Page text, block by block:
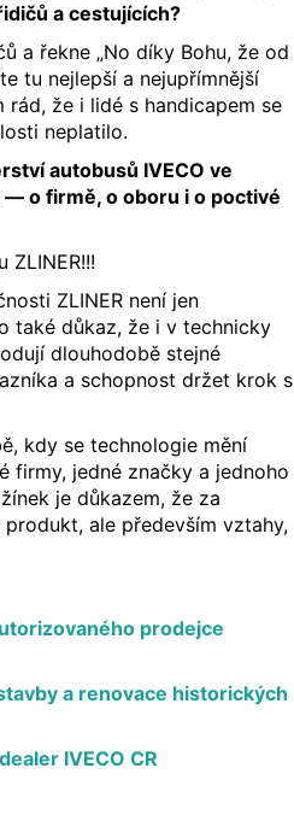
a cestujících?
a řekne „No díky Bohu, že od
tu nejlepší a nejupřímnější
že i lidé s handicapem se
neplatilo.
autobusů IVECO ve
— o firmě, o oboru i o poctivé
ZLINER není jen
také důkaz, že i v technicky
dlouhodobě stejné
a schopnost držet krok s
kdy se technologie mění
firmy, jedné značky a jednoho
je důkazem, že za
ale především vztahy,
prodejce
a renovace historických
IVECO CR